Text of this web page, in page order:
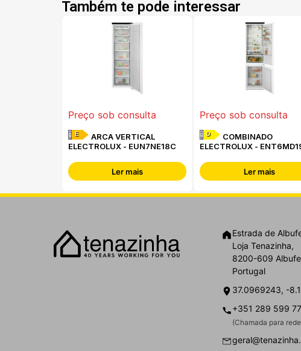
Também te pode interessar
Preço sob consulta
E
ARCA VERTICAL
ELECTROLUX - EUN7NE18C
Ler mais
Preço sob consulta
D
COMBINADO
ELECTROLUX -
Ler mais
Estrada de
Loja Tenazinha,
8200-609
Portugal
37.0969243, -
+351 289 599
(Chamada para